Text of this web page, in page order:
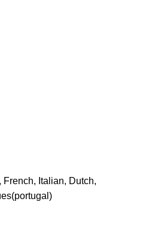
Italian, Dutch,